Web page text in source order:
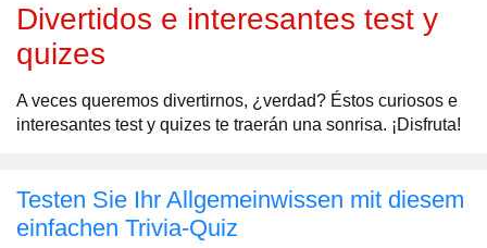
Divertidos e interesantes test y
quizes
A veces queremos divertirnos, ¿verdad? Éstos curiosos e
interesantes test y quizes te traerán una sonrisa. ¡Disfruta!
Testen Sie Ihr Allgemeinwissen mit diesem
einfachen Trivia-Quiz